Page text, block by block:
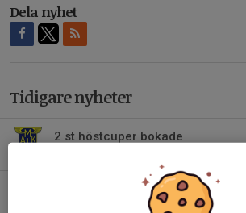
Dela nyhet
Tidigare nyheter
2 st höstcuper bokade
DaleCarlia Cup 2026
1